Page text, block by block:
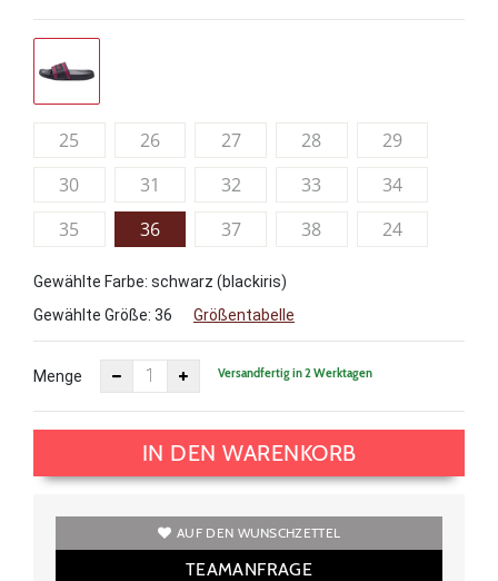
25 26 27 28
29
30
31 32 33
34
35
36 37 38 24
Gewählte Farbe: schwarz (blackiris)
Gewählte Größe: 36 Größentabelle
Menge Versandfertig in 2 Werktagen
IN DEN WARENKORB
AUF DEN WUNSCHZETTEL
TEAMANFRAGE